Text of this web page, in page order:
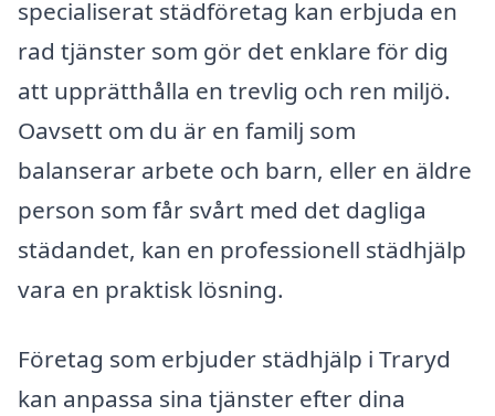
specialiserat städföretag kan erbjuda en
rad tjänster som gör det enklare för dig
att upprätthålla en trevlig och ren miljö.
Oavsett om du är en familj som
balanserar arbete och barn, eller en äldre
person som får svårt med det dagliga
städandet, kan en professionell städhjälp
vara en praktisk lösning.
Företag som erbjuder städhjälp i Traryd
kan anpassa sina tjänster efter dina